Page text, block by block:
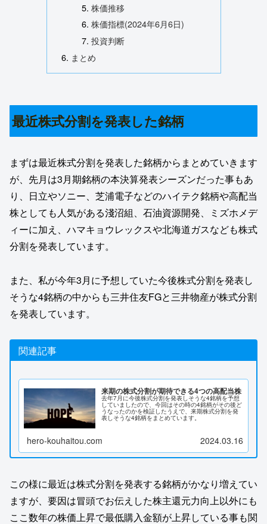
株価推移
株価指標(2024年6月6日)
投資判断
まとめ
最近株式分割を発表した銘柄
まずは最近株式分割を発表した銘柄からまとめていきます
が、先月は3月期銘柄の本決算発表シーズンだった事もあ
り、日立やソニー、芝浦電子などのハイテク銘柄や高配当
株としても人気がある淺沼組、石油資源開発、ミズホメデ
ィーに加え、ハマキョウレックスや北海道ガスなども株式
分割を発表しています。
また、私が今年3月に予想していた今後株式分割を発表し
そうな4銘柄の中からも三井住友FGと三井物産が株式分割
を発表しています。
関連記事
来期の株式分割が期待できる4つの高配当株
去年7月に今後株式分割を発表しそうな4銘柄を予想
していましたので、今回はその時の4銘柄がその後ど
うなったのかを検証したうえで、来期株式分割を発
表しそうな4銘柄をまとめています。
hero-kouhaitou.com 2024.03.16
この様に最近は株式分割を発表する銘柄がかなり増えてい
ますが、要因は冒頭でお伝えした株主還元力向上以外にも
ここ数年の株価上昇で最低購入金額が上昇している事も関